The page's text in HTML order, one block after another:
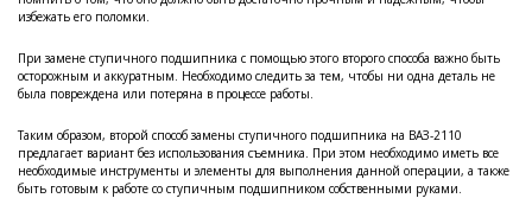
избежать его поломки.
При замене ступичного подшипника с помощью этого второго способа важно быть
осторожным и аккуратным. Необходимо следить за тем, чтобы ни одна деталь не
была повреждена или потеряна в процессе работы.
Таким образом, второй способ замены ступичного подшипника на ВАЗ-2110
предлагает вариант без использования съемника. При этом необходимо иметь все
необходимые инструменты и элементы для выполнения данной операции, а также
быть готовым к работе со ступичным подшипником собственными руками.